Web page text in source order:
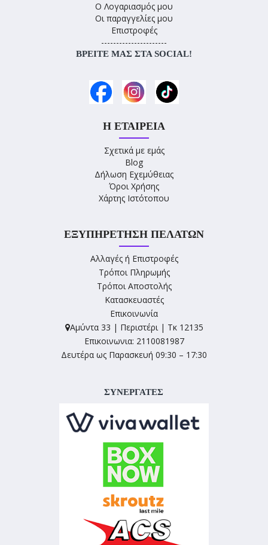
Ο Λογαριασμός μου
Οι παραγγελίες μου
Επιστροφές
----------------------
ΒΡΕΊΤΕ ΜΑΣ ΣΤΑ SOCIAL!
Η ΕΤΑΙΡΕΊΑ
Σχετικά με εμάς
Blog
Δήλωση Εχεμύθειας
Όροι Χρήσης
Χάρτης Ιστότοπου
ΕΞΥΠΗΡΈΤΗΣΗ ΠΕΛΑΤΏΝ
Αλλαγές ή Επιστροφές
Τρόποι Πληρωμής
Τρόποι Αποστολής
Κατασκευαστές
Επικοινωνία
Αμύντα 33 | Περιστέρι | Τκ 12135
Επικοινωνια: 2110081987
Δευτέρα ως Παρασκευή 09:30 – 17:30
ΣΥΝΕΡΓΑΤΕΣ